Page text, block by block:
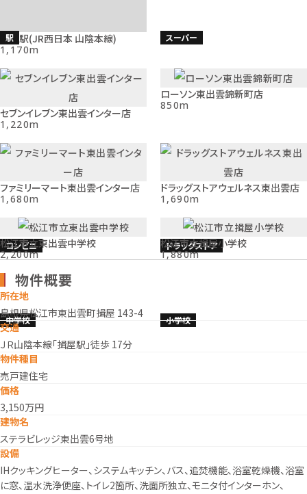
駅
揖屋駅(JR西日本 山陰本線)
1,170m
スーパー
セブンイレブン東出雲インター店
1,220m
ローソン東出雲錦新町店
850m
コンビニ
ファミリーマート東出雲インター店
1,680m
ドラッグストア
ドラッグストアウェルネス東出雲店
1,690m
中学校
松江市立東出雲中学校
2,200m
小学校
松江市立揖屋小学校
1,880m
物件概要
所在地
島根県松江市東出雲町揖屋 143-4
交通
ＪＲ山陰本線「揖屋駅」徒歩 17分
物件種目
売戸建住宅
価格
3,150万円
建物名
ステラビレッジ東出雲6号地
設備
IHクッキングヒーター、システムキッチン、バス、追焚機能、浴室乾燥機、浴室
に窓、温水洗浄便座、トイレ2箇所、洗面所独立、モニタ付インターホン、